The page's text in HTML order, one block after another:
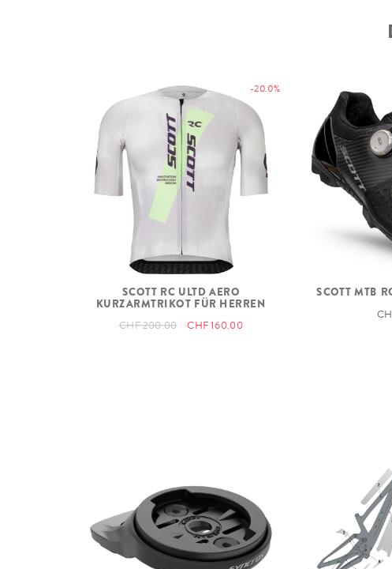
DÄMPFER
RockShox NUDE 5 RL3
SCOTT custom w.
3 modes: Lockout-
Descend
Debon Air, Reb. Adj.
Bearing Hardware/
Lockout, T165X45mm
LENKER-
FERNBEDIENUNG
SCOTT TwinLoc
3 Suspension modes
-20.0%
SCOTT RC ULTD AERO
KURZARMTRIKOT FÜR HERREN
CHF 200.00 CHF 160.00
SCOTT MTB